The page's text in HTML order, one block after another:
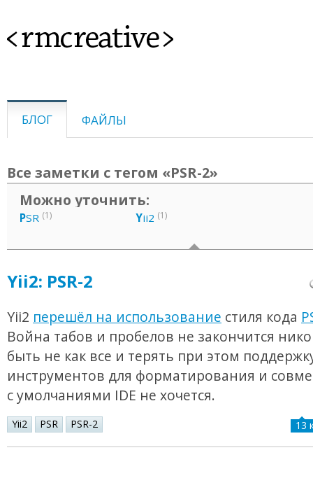
<rmcreative>
БЛОГ ФАЙЛЫ
Все заметки с тегом «PSR-2»
Можно уточнить:
PSR (1) Yii2 (1)
Yii2: PSR-2
Yii2 перешёл на использование стиля кода
Война табов и пробелов не закончится
быть не как все и терять при этом
инструментов для форматирования и
с умолчаниями IDE не хочется.
Yii2 PSR PSR-2 13